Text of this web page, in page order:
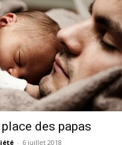
des papas
- 6 juillet 2018